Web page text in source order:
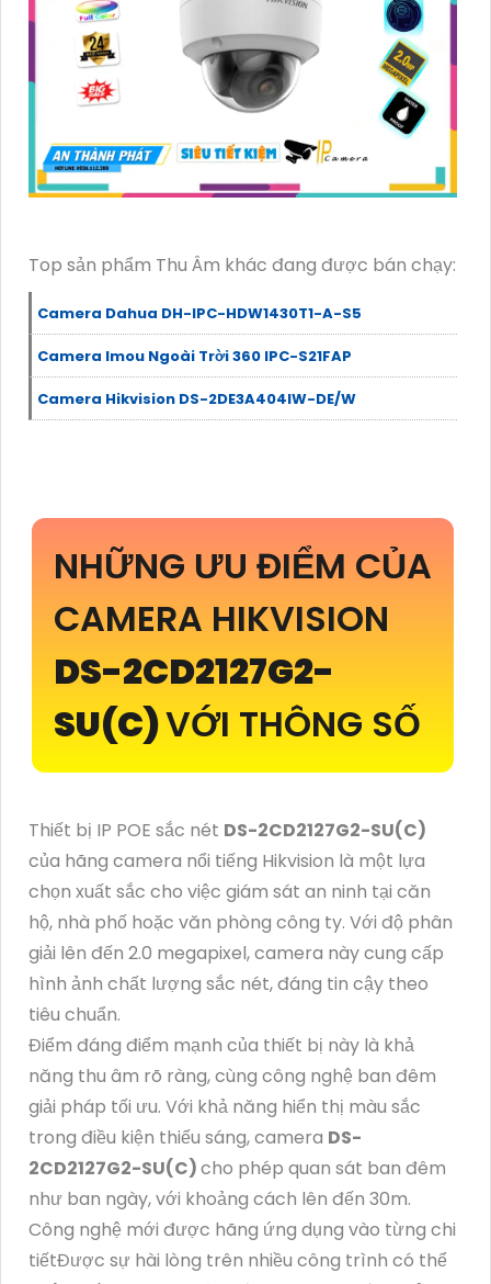
Top sản phẩm Thu Âm khác đang được bán chạy:
Camera Dahua DH-IPC-HDW1430T1-A-S5
Camera Imou Ngoài Trời 360 IPC-S21FAP
Camera Hikvision DS-2DE3A404IW-DE/W
NHỮNG ƯU ĐIỂM CỦA
CAMERA HIKVISION
DS-2CD2127G2-
SU(C)VỚI THÔNG SỐ
Thiết bị IP POE sắc nét DS-2CD2127G2-SU(C)
của hãng camera nổi tiếng Hikvision là một lựa
chọn xuất sắc cho việc giám sát an ninh tại căn
hộ, nhà phố hoặc văn phòng công ty. Với độ phân
giải lên đến 2.0 megapixel, camera này cung cấp
hình ảnh chất lượng sắc nét, đáng tin cậy theo
tiêu chuẩn.
Điểm đáng điểm mạnh của thiết bị này là khả
năng thu âm rõ ràng, cùng công nghệ ban đêm
giải pháp tối ưu. Với khả năng hiển thị màu sắc
trong điều kiện thiếu sáng, camera DS-
2CD2127G2-SU(C)cho phép quan sát ban đêm
như ban ngày, với khoảng cách lên đến 30m.
Công nghệ mới được hãng ứng dụng vào từng chi
tiếtĐược sự hài lòng trên nhiều công trình có thể